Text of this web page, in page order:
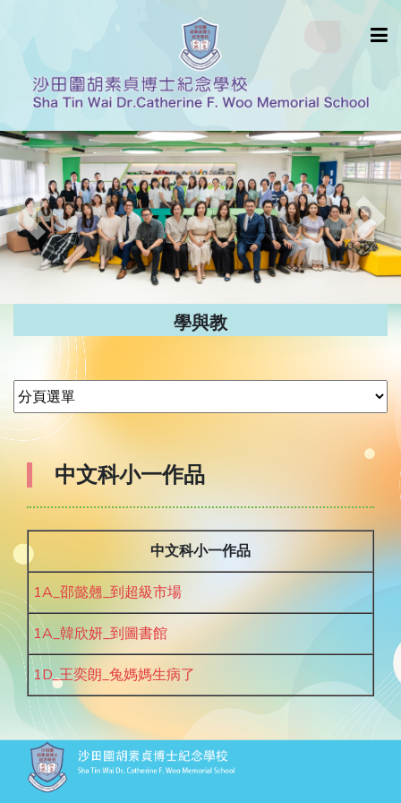
Previous Next
學與教
中文科小一作品
中文科小一作品
1A_邵懿翹_到超級市場
1A_韓欣妍_到圖書館
1D_王奕朗_兔媽媽生病了